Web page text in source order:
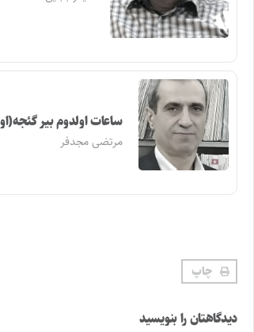
ساعات اولدوم بیر
مرتضی مجدفر
چاپ
دیدگاهتان را بنویسید